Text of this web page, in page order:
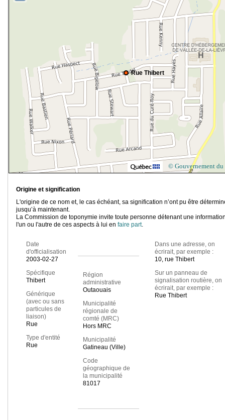
Rue Thibert
© Gouvernement du
Origine et signification
L'origine de ce nom et, le cas échéant, sa signification n’ont pu être
jusqu’à maintenant.
La Commission de toponymie invite toute personne détenant une
l'un ou l'autre de ces aspects à lui en faire part.
Date
d'officialisation
2003-02-27
Spécifique
Thibert
Générique
(avec ou sans
particules de
liaison)
Rue
Type d'entité
Rue
Région
administrative
Outaouais
Municipalité
régionale de
comté (MRC)
Hors MRC
Municipalité
Gatineau (Ville)
Code
géographique de
la municipalité
81017
Dans une adresse, on
écrirait, par exemple :
10, rue Thibert
Sur un panneau de
signalisation routière, on
écrirait, par exemple :
Rue Thibert